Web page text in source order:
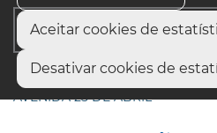
Aceitar cookies de
Desativar cookies de
Início
1,4 MILHÕES DE EUROS NA
AVENIDA 25 DE ABRIL